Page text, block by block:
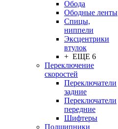
Обода
Ободные ленты
Спицы,
ниппели
Эксцентрики
втулок
+ ЕЩЕ 6
Переключение
скоростей
Переключатели
задние
Переключатели
передние
Шифтеры
Подшипники